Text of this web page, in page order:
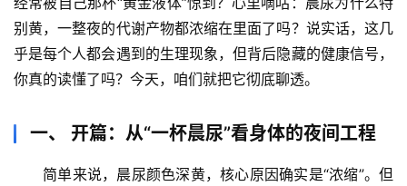
别黄，一整夜的代谢产物都浓缩在里面了吗？说实话，这几
乎是每个人都会遇到的生理现象，但背后隐藏的健康信号，
你真的读懂了吗？今天，咱们就把它彻底聊透。
一、 开篇：从“一杯晨尿”看身体的夜间工程
简单来说，晨尿颜色深黄， 核心原因确实是“浓缩”。但